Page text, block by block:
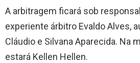
A arbitragem ficará sob
experiente árbitro Evaldo Alves,
Cláudio e Silvana Aparecida. Na
estará Kellen Hellen.